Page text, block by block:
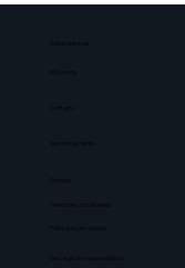
Mi Cuenta
Contacto
Entrega
Politica de privacidad